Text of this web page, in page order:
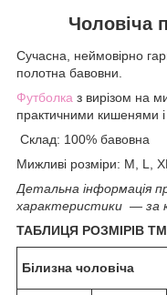
Чоловіча
Сучасна, неймовірно
полотна бавовни.
Футболка з вирізом на
практичними кишенями
Склад: 100% бавовна
Мижливі розміри: M, L,
Детальна інформація
характеристики — за
ТАБЛИЦЯ РОЗМІРІВ TM
Білизна чоловіча